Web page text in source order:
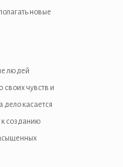
новые
людей
своих чувств и
дело касается
к созданию